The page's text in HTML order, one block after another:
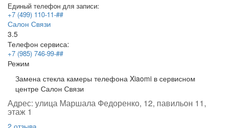
Единый телефон для записи:
+7 (499) 110-11-##
Салон Связи
3.5
Телефон сервиса:
+7 (985) 746-99-##
Режим
Замена стекла камеры телефона Xiaomi в сервисном
центре Салон Связи
Адрес: улица Маршала Федоренко, 12, павильон 11,
этаж 1
2 отзыва